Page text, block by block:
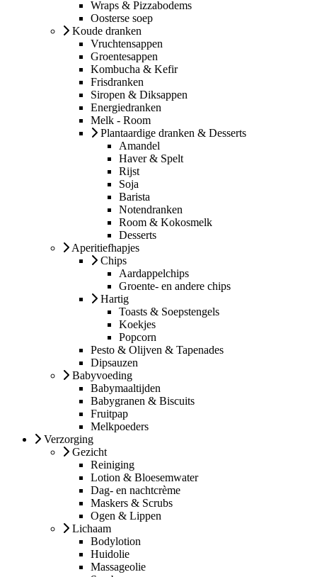
Wraps & Pizzabodems
Oosterse soep
Koude dranken
Vruchtensappen
Groentesappen
Kombucha & Kefir
Frisdranken
Siropen & Diksappen
Energiedranken
Melk - Room
Plantaardige dranken & Desserts
Amandel
Haver & Spelt
Rijst
Soja
Barista
Notendranken
Room & Kokosmelk
Desserts
Aperitiefhapjes
Chips
Aardappelchips
Groente- en andere chips
Hartig
Toasts & Soepstengels
Koekjes
Popcorn
Pesto & Olijven & Tapenades
Dipsauzen
Babyvoeding
Babymaaltijden
Babygranen & Biscuits
Fruitpap
Melkpoeders
Verzorging
Gezicht
Reiniging
Lotion & Bloesemwater
Dag- en nachtcrème
Maskers & Scrubs
Ogen & Lippen
Lichaam
Bodylotion
Huidolie
Massageolie